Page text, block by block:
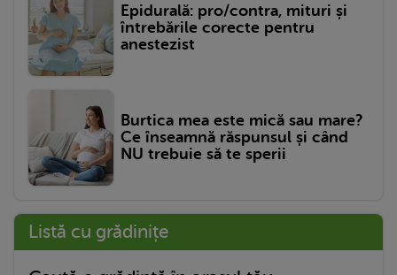
Epidurală: pro/contra, mituri și
întrebările corecte pentru
anestezist
Burtica mea este mică sau mare?
Ce înseamnă răspunsul și când
NU trebuie să te sperii
Listă cu grădinițe